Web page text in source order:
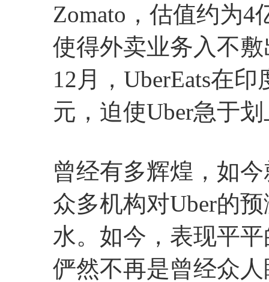
Zomato，估值约为
使得外卖业务入不
12月，UberEats在
元，迫使Uber急于
曾经有多辉煌，如
众多机构对Uber的
水。如今，表现平
俨然不再是曾经众